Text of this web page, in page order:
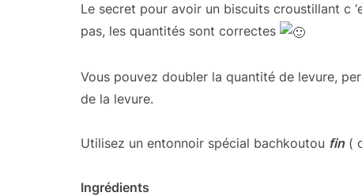
Le secret pour avoir un biscuits croustillant c
pas, les quantités sont correctes
Vous pouvez doubler la quantité de levure,
de la levure.
Utilisez un entonnoir spécial bachkoutou fin(
Ingrédients